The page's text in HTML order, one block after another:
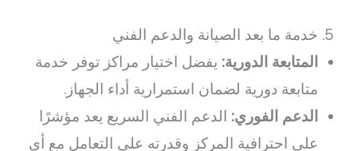
5. خدمة ما بعد الصيانة والدعم الفني
المتابعة الدورية: يفضل اختيار مراكز توفر خدمة
متابعة دورية لضمان استمرارية أداء الجهاز.
الدعم الفوري: الدعم الفني السريع يعد مؤشرًا
على احترافية المركز وقدرته على التعامل مع أي